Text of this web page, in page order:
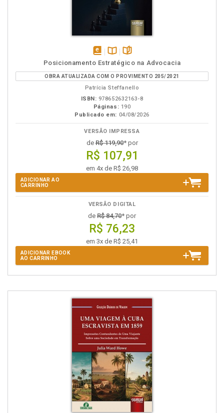
disponível
em
eBook
Disponível
na
B.V.
páginas
Posicionamento Estratégico na Advocacia
OBRA ATUALIZADA COM O PROVIMENTO 205/2021
Patrícia Steffanello
ISBN: 978652632163-8
Páginas: 190
Publicado em: 04/08/2026
VERSÃO IMPRESSA
deR$ 119,90* por
R$ 107,91
em 4x de R$ 26,98
ADICIONAR AO
CARRINHO
VERSÃO DIGITAL
de R$ 84,70* por
R$ 76,23
em 3x de R$ 25,41
ADICIONAR EBOOK
AO CARRINHO